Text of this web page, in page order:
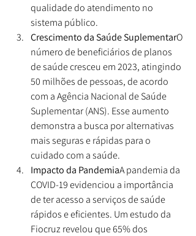
qualidade do atendimento no
sistema público.
Crescimento da Saúde SuplementarO
número de beneficiários de planos
de saúde cresceu em 2023, atingindo
50 milhões de pessoas, de acordo
com a Agência Nacional de Saúde
Suplementar (ANS). Esse aumento
demonstra a busca por alternativas
mais seguras e rápidas para o
cuidado com a saúde.
Impacto da PandemiaA pandemia da
COVID-19 evidenciou a importância
de ter acesso a serviços de saúde
rápidos e eficientes. Um estudo da
Fiocruz revelou que 65% dos